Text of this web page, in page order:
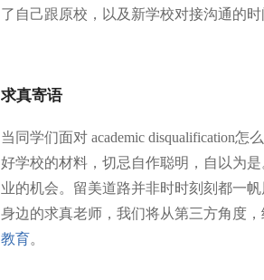
了自己跟原校，以及新学校对接沟通的时
求真寄语
当同学们面对 academic disqualification
好学校的材料，切忌自作聪明，自以为
业的机会。留美道路并非时时刻刻都一
身边的求真老师，我们将从第三方角度
教育。